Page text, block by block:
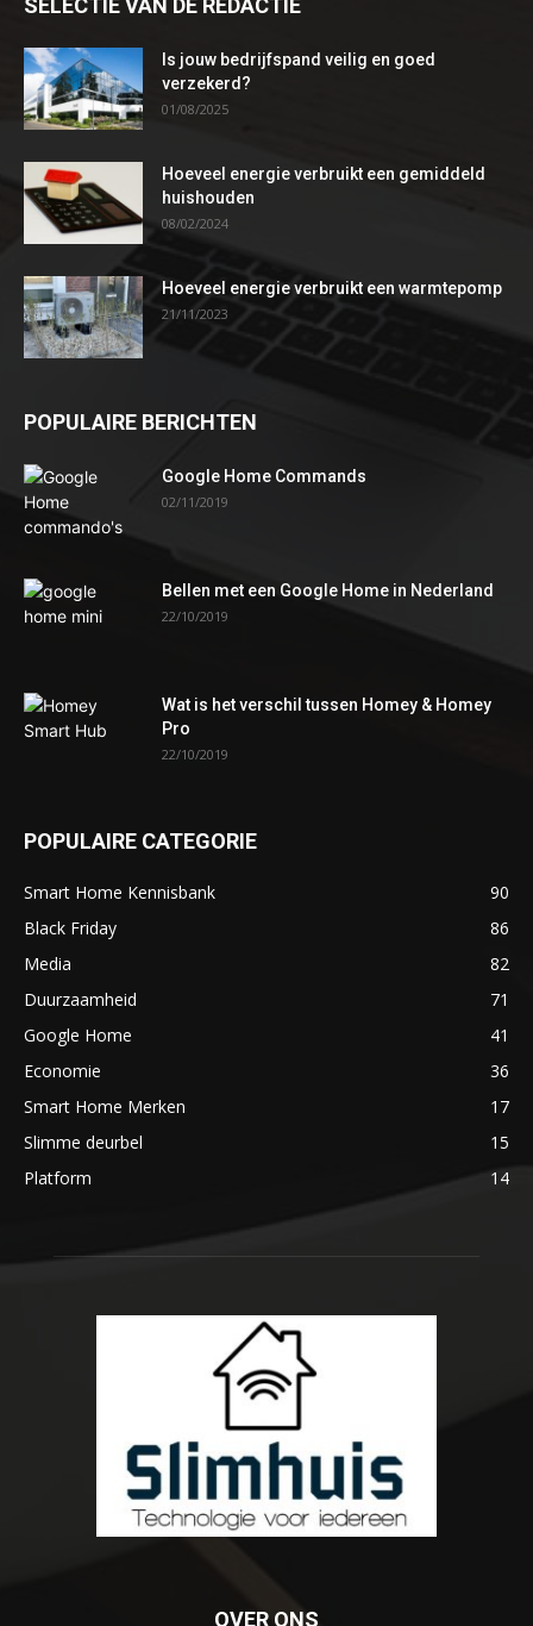
SELECTIE VAN DE REDACTIE
Is jouw bedrijfspand veilig en goed
verzekerd?
01/08/2025
Hoeveel energie verbruikt een gemiddeld
huishouden
08/02/2024
Hoeveel energie verbruikt een warmtepomp
21/11/2023
POPULAIRE BERICHTEN
Google Home Commands
02/11/2019
Bellen met een Google Home in Nederland
22/10/2019
Wat is het verschil tussen Homey & Homey
Pro
22/10/2019
POPULAIRE CATEGORIE
Smart Home Kennisbank
90
Black Friday
86
Media
82
Duurzaamheid
71
Google Home
41
Economie
36
Smart Home Merken
17
Slimme deurbel
15
Platform
14
OVER ONS